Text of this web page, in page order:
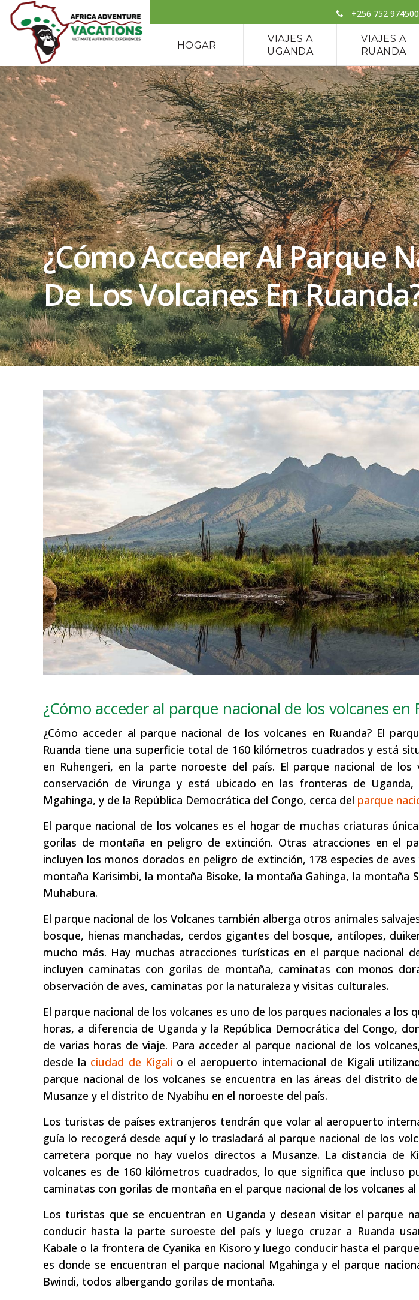
+256 752
HOGAR
VIAJES A
UGANDA
VIAJES A
RUANDA
¿Cómo Acceder Al Parque
De Los Volcanes En
¿Cómo acceder al parque nacional de los volcanes en
¿Cómo acceder al parque nacional de los volcanes en Ruanda? El
Ruanda tiene una superficie total de 160 kilómetros cuadrados y está
en Ruhengeri, en la parte noroeste del país. El parque nacional de
conservación de Virunga y está ubicado en las fronteras de
Mgahinga, y de la República Democrática del Congo, cerca del parque
El parque nacional de los volcanes es el hogar de muchas criaturas
gorilas de montaña en peligro de extinción. Otras atracciones en el
incluyen los monos dorados en peligro de extinción, 178 especies de
montaña Karisimbi, la montaña Bisoke, la montaña Gahinga, la montaña
Muhabura.
El parque nacional de los Volcanes también alberga otros animales
bosque, hienas manchadas, cerdos gigantes del bosque, antílopes,
mucho más. Hay muchas atracciones turísticas en el parque nacional
incluyen caminatas con gorilas de montaña, caminatas con monos
observación de aves, caminatas por la naturaleza y visitas culturales.
El parque nacional de los volcanes es uno de los parques nacionales a los
horas, a diferencia de Uganda y la República Democrática del Congo,
de varias horas de viaje. Para acceder al parque nacional de los
desde la ciudad de Kigali o el aeropuerto internacional de Kigali
parque nacional de los volcanes se encuentra en las áreas del distrito
Musanze y el distrito de Nyabihu en el noroeste del país.
Los turistas de países extranjeros tendrán que volar al aeropuerto
guía lo recogerá desde aquí y lo trasladará al parque nacional de los
carretera porque no hay vuelos directos a Musanze. La distancia de
volcanes es de 160 kilómetros cuadrados, lo que significa que incluso
caminatas con gorilas de montaña en el parque nacional de los volcanes
Los turistas que se encuentran en Uganda y desean visitar el parque
conducir hasta la parte suroeste del país y luego cruzar a Ruanda
Kabale o la frontera de Cyanika en Kisoro y luego conducir hasta el
es donde se encuentran el parque nacional Mgahinga y el parque
Bwindi, todos albergando gorilas de montaña.